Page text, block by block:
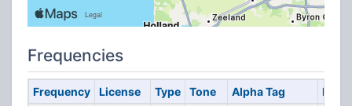
Frequencies
Frequency License Type Tone Alpha Tag